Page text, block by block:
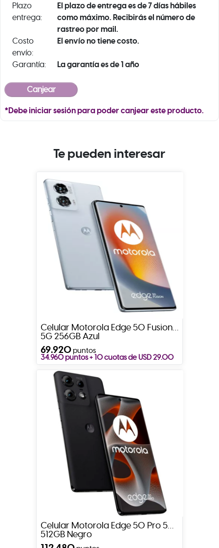
Plazo
entrega:
El plazo de entrega es de 7 días hábiles
como máximo. Recibirás el número de
rastreo por mail.
Costo
envío:
El envío no tiene costo.
Garantía: La garantía es de 1 año
*Debe iniciar sesión para poder canjear este producto.
Te pueden interesar
Celular Motorola Edge 50 Fusion
5G 256GB Azul
69.920puntos
34.960 puntos + 10 cuotas de USD 29.00
Celular Motorola Edge 50 Pro 5G
512GB Negro